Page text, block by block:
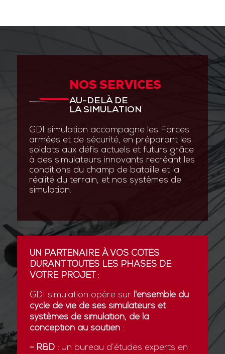
NOS SERVICES
AU-DELÀ DE
LA SIMULATION
GDI simulation accompagne les Forces
armées et de sécurité, en préparant les
soldats aux défis actuels et futurs grâce
à des simulateurs innovants recréant les
conditions du champ de bataille et la
réalité du terrain, et nos systèmes de
simulation.
UN PARTENAIRE À VOS CÔTÉS
DURANT TOUTES LES PHASES DE
VOTRE PROJET :
GDI simulation opère sur l'ensemble du
cycle de vie de ses simulateurs et
systèmes de simulation, de la
conception au soutien:
- R&D :Un bureau d’études experts en